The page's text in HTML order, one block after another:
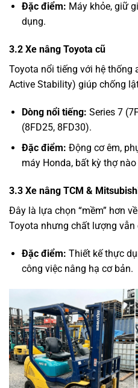
Đặc điểm: Máy khỏe, giữ
dụng.
3.2 Xe nâng Toyota cũ
Toyota nổi tiếng với hệ thống
Active Stability) giúp chống
Dòng nổi tiếng: Series 7
(8FD25, 8FD30).
Đặc điểm: Động cơ êm,
máy Honda, bất kỳ thợ
3.3 Xe nâng TCM &
Đây là lựa chọn “mềm” hơn
Toyota nhưng chất lượng vẫn
Đặc điểm: Thiết kế thực
công việc nâng hạ cơ bản.